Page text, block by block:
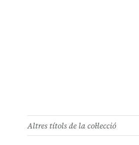
Altres títols de la col·lecció